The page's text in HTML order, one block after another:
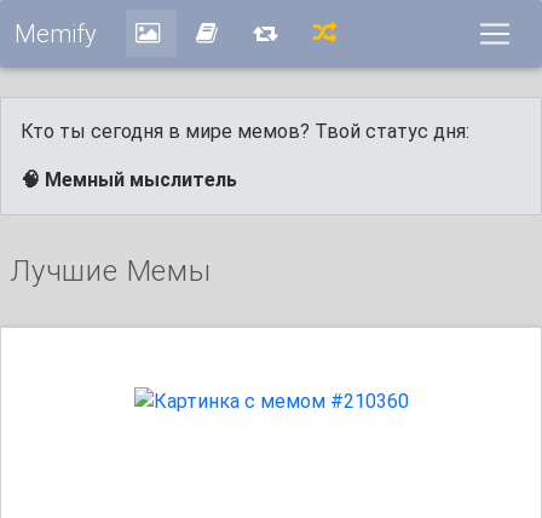
Memify
Кто ты сегодня в мире мемов? Твой статус дня:
🧠 Мемный мыслитель
Лучшие Мемы